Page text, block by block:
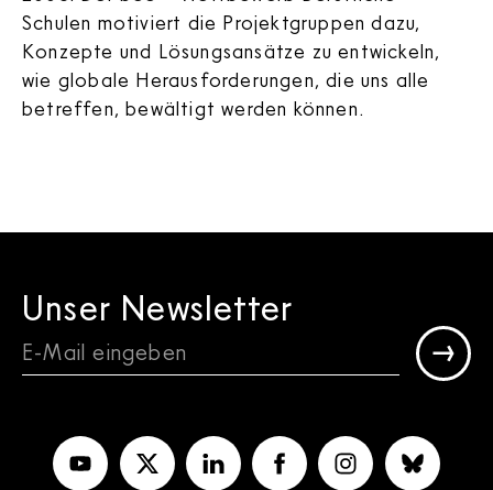
Schulen motiviert die Projektgruppen dazu,
Konzepte und Lösungsansätze zu entwickeln,
wie globale Herausforderungen, die uns alle
betreffen, bewältigt werden können.
Unser Newsletter